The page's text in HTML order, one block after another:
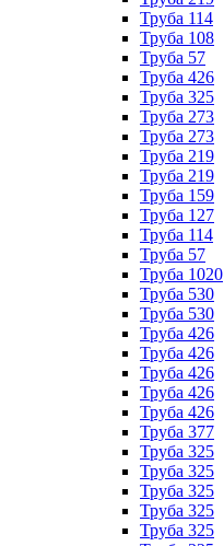
Труба 114
Труба 108
Труба 57
Труба 426
Труба 325
Труба 273
Труба 273
Труба 219
Труба 219
Труба 159
Труба 127
Труба 114
Труба 57
Труба 1020
Труба 530
Труба 530
Труба 426
Труба 426
Труба 426
Труба 426
Труба 426
Труба 377
Труба 325
Труба 325
Труба 325
Труба 325
Труба 325